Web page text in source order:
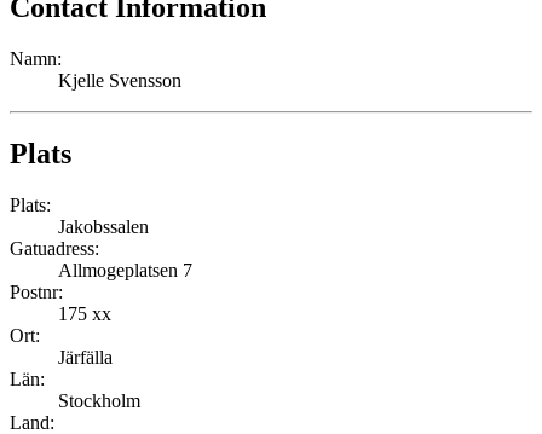
Contact Information
Namn:
Kjelle Svensson
Plats
Plats:
Jakobssalen
Gatuadress:
Allmogeplatsen 7
Postnr:
175 xx
Ort:
Järfälla
Län:
Stockholm
Land: